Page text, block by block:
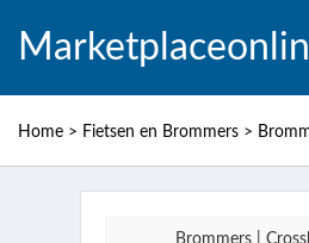
Home > Fietsen en Brommers >
Brommers |